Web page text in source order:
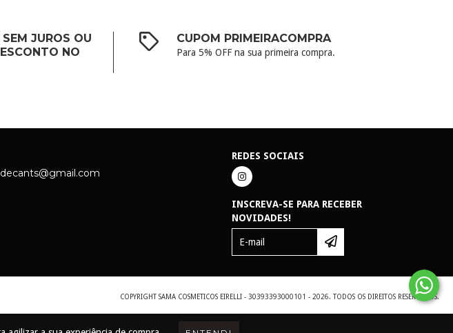
JUROS OU
NO
CUPOM PRIMEIRACOMPRA
Para 5% OFF na sua primeira compra.
REDES SOCIAIS
INSCREVA-SE PARA RECEBER
NOVIDADES!
COPYRIGHT SAMA COSMETICOS EIRELLI - 30393393000101 - 2026. TODOS OS DIREITOS RESERVADOS.